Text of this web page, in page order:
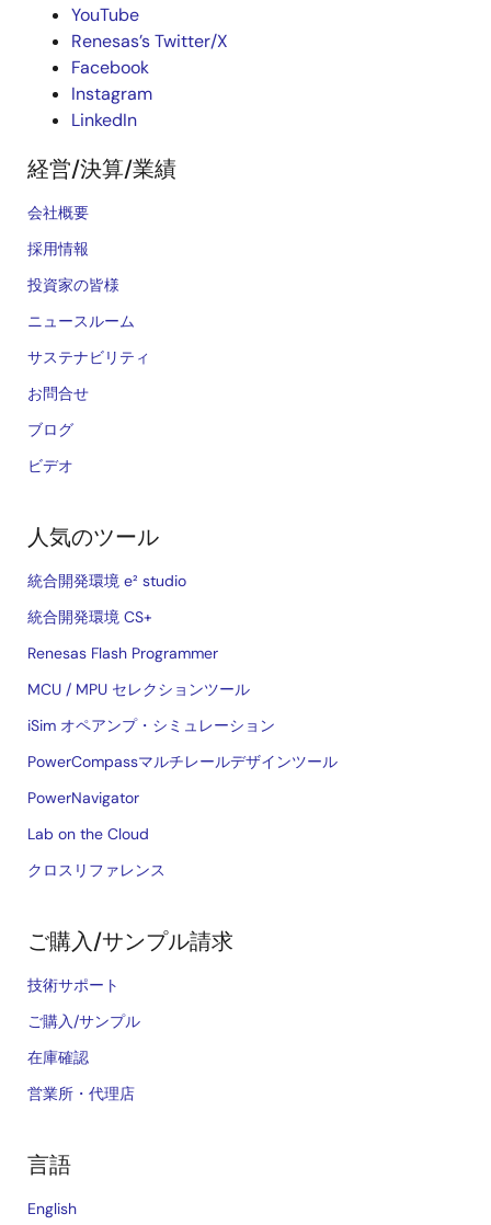
YouTube
Renesas’s Twitter/X
Facebook
Instagram
LinkedIn
経営/決算/業績
会社概要
採用情報
投資家の皆様
ニュースルーム
サステナビリティ
お問合せ
ブログ
ビデオ
人気のツール
統合開発環境 e² studio
統合開発環境 CS+
Renesas Flash Programmer
MCU / MPU セレクションツール
iSim オペアンプ・シミュレーション
PowerCompassマルチレールデザインツール
PowerNavigator
Lab on the Cloud
クロスリファレンス
ご購入/サンプル請求
技術サポート
ご購入/サンプル
在庫確認
営業所・代理店
言語
English